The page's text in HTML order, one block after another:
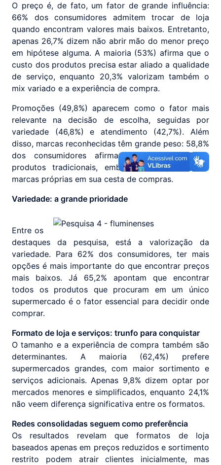
O preço é, de fato, um fator de grande influência:
66% dos consumidores admitem trocar de loja
quando encontram valores mais baixos. Entretanto,
apenas 26,7% dizem não abrir mão do menor preço
em hipótese alguma. A maioria (53%) afirma que o
custo dos produtos precisa estar aliado a qualidade
de serviço, enquanto 20,3% valorizam também o
mix variado e a experiência de compra.
Promoções (49,8%) aparecem como o fator mais
relevante na decisão de escolha, seguidas por
variedade (46,8%) e atendimento (42,7%). Além
disso, marcas reconhecidas têm grande peso: 58,8%
dos consumidores afirmam dar preferência a
produtos tradicionais, embora 61,3% já incluam
marcas próprias em sua cesta de compras.
Variedade: a grande prioridade
Entre os
destaques da pesquisa, está a valorização da
variedade. Para 62% dos consumidores, ter mais
opções é mais importante do que encontrar preços
mais baixos. Já 65,2% apontam que encontrar
todos os produtos que procuram em um único
supermercado é o fator essencial para decidir onde
comprar.
Formato de loja e serviços: trunfo para conquistar
O tamanho e a experiência de compra também são
determinantes. A maioria (62,4%) prefere
supermercados grandes, com maior sortimento e
serviços adicionais. Apenas 9,8% dizem optar por
mercados menores e simplificados, enquanto 24,1%
não veem diferença significativa entre os formatos.
Redes consolidadas seguem como preferência
Os resultados revelam que formatos de loja
baseados apenas em preços reduzidos e sortimento
restrito podem atrair clientes inicialmente, mas